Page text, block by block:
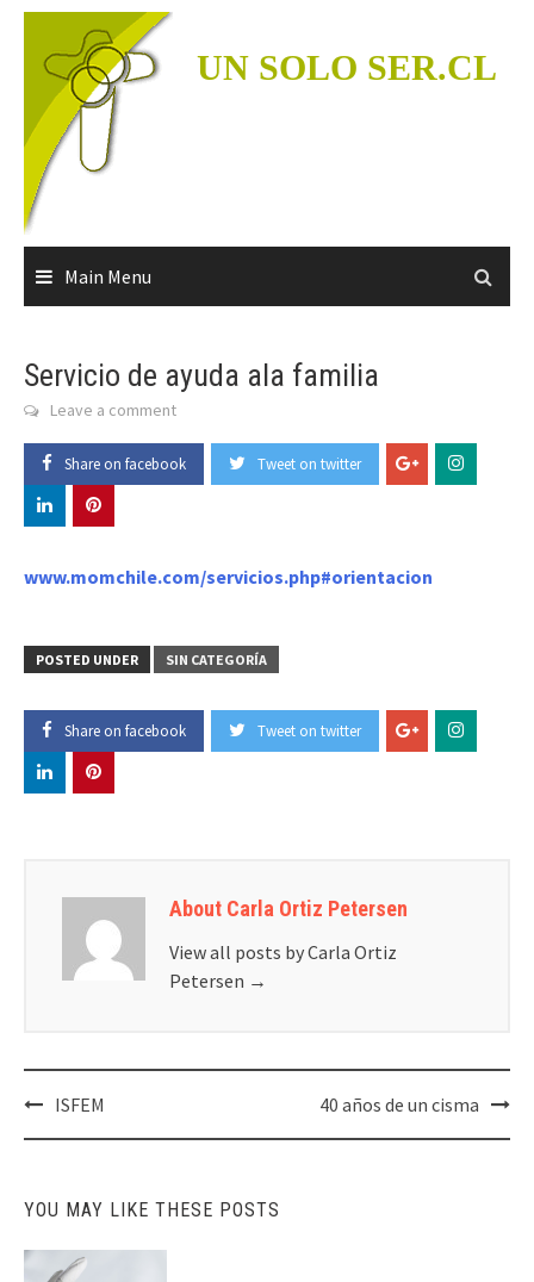
Skip
content
UN SOLO SER.CL
Main Menu
Servicio de ayuda ala familia
Leave a comment
Share on facebook Tweet on twitter
www.momchile.com/servicios.php#orientacion
POSTED UNDER SIN CATEGORÍA
Share on facebook Tweet on twitter
About Carla Ortiz Petersen
View all posts by Carla Ortiz
Petersen →
Post
navigation
ISFEM 40 años de un cisma
YOU MAY LIKE THESE POSTS